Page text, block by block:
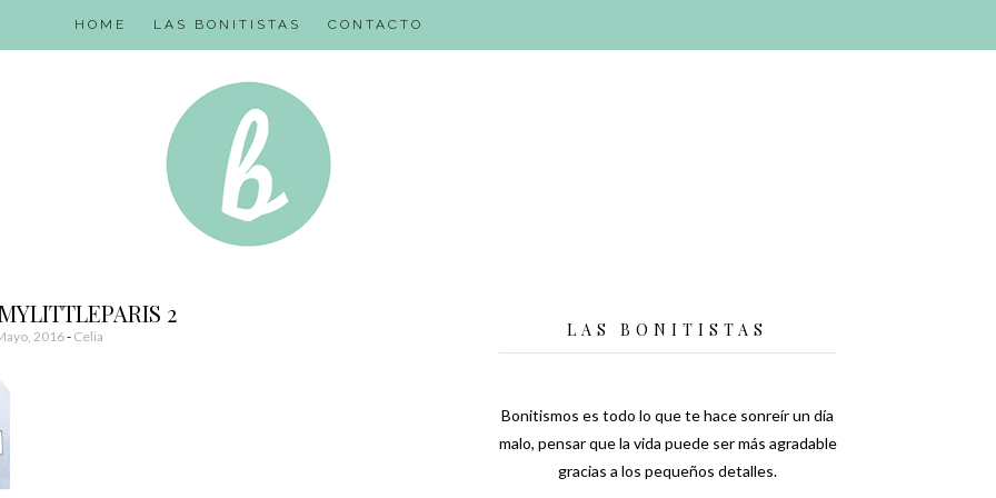
HOME LAS BONITISTAS CONTACTO
2
2016- Celia LAS BONITISTAS
Bonitismos es todo lo que te hace sonreír un día
malo, pensar que la vida puede ser más agradable
gracias a los pequeños detalles.